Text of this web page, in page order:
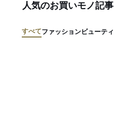
人気のお買いモノ記事
すべてファッションビューティ